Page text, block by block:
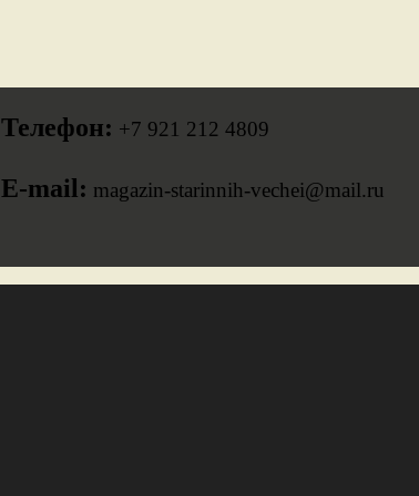
Телефон: +7 921 212 4809
E-mail: magazin-starinnih-vechei@mail.ru